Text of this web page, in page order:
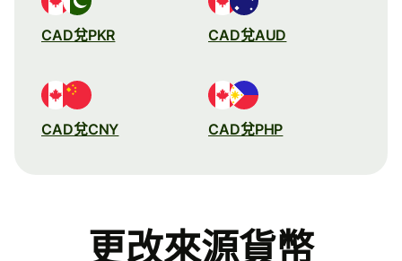
CAD兌PKR CAD兌AUD
CAD兌CNY CAD兌PHP
更改來源貨幣